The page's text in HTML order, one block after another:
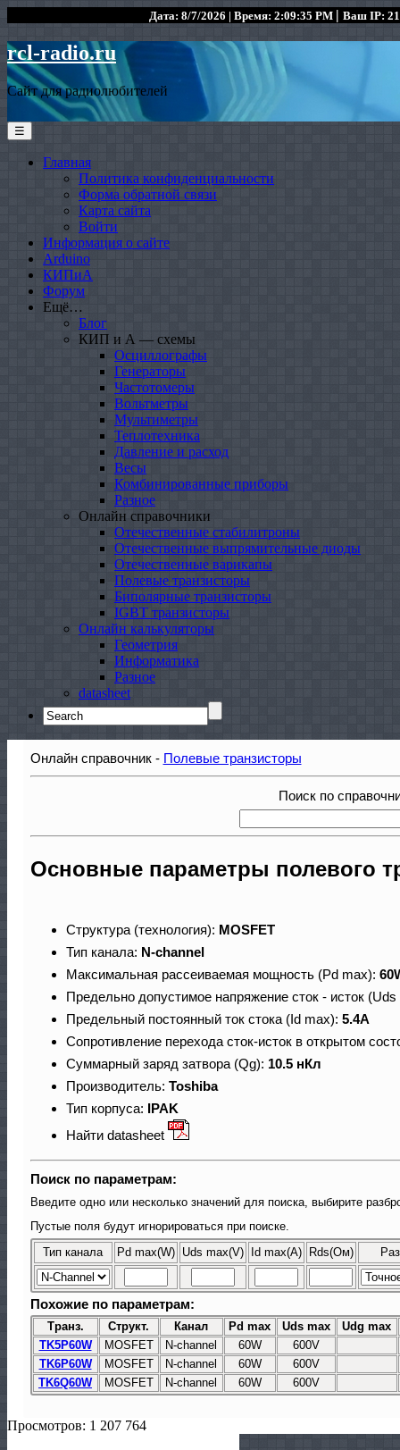
Дата: 8/7/2026 | Время: 2:09:35 PM | Ваш IP:
rcl-radio.ru
Сайт для радиолюбителей
☰
Главная
Политика конфиденциальности
Форма обратной связи
Карта сайта
Войти
Информация о сайте
Arduino
КИПиА
Форум
Ещё…
Блог
КИП и А — схемы
Осциллографы
Генераторы
Частотомеры
Вольтметры
Мультиметры
Теплотехника
Давление и расход
Весы
Комбинированные приборы
Разное
Онлайн справочники
Отечественные стабилитроны
Отечественные выпрямительные диоды
Отечественные варикапы
Полевые транзисторы
Биполярные транзисторы
IGBT транзисторы
Онлайн калькуляторы
Геометрия
Информатика
Разное
datasheet
Search
for:
Онлайн справочник - Полевые транзисторы
Поиск по
Основные параметры полевого
Структура (технология): MOSFET
Тип канала: N-channel
Максимальная рассеиваемая мощность (Pd max):
Предельно допустимое напряжение сток - исток
Предельный постоянный ток стока (Id max): 5.4A
Сопротивление перехода сток-исток в открытом
Суммарный заряд затвора (Qg): 10.5 нКл
Производитель: Toshiba
Тип корпуса: IPAK
Найти datasheet
Поиск по параметрам:
Введите одно или несколько значений для поиска, выбирите
Пустые поля будут игнорироваться при поиске.
Тип канала Pd max(W) Uds max(V) Id max(A) Rds(Ом)
Похожие по параметрам:
Транз. Структ. Канал Pd max Uds max
Udg max
TK5P60W
MOSFET N-channel 60W
600V
TK6P60W
MOSFET N-channel 60W
600V
TK6Q60W
MOSFET N-channel 60W 600V
Просмотров: 1 207 764